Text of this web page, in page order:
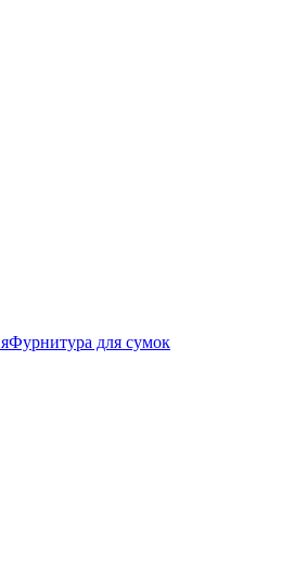
Фурнитура для сумок